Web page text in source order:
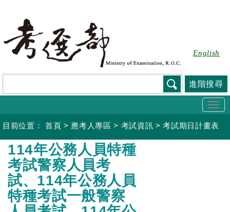
要
容
English
進階搜尋
目前位置： 首頁 > 應考人專區 > 考試資訊 >考試期日計畫表
:::
114年公務人員特種
考試警察人員考
試、114年公務人員
特種考試一般警察